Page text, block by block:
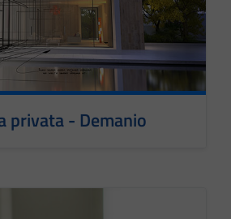
privata - Demanio